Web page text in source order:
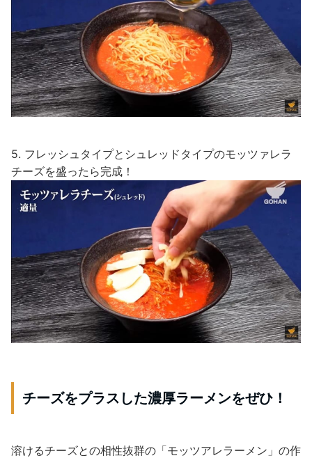
5. フレッシュタイプとシュレッドタイプのモッツァレラ
チーズを盛ったら完成！
チーズをプラスした濃厚ラーメンをぜひ！
溶けるチーズとの相性抜群の「モッツアレラーメン」の作